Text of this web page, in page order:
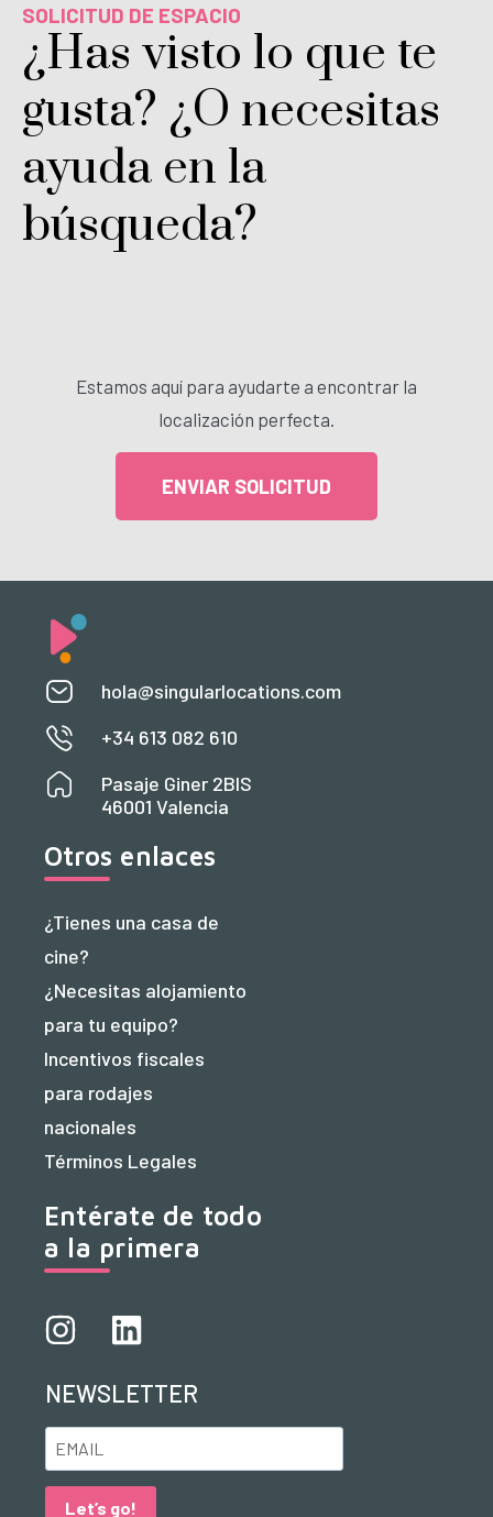
SOLICITUD DE ESPACIO
¿Has visto lo que te
gusta? ¿O necesitas
ayuda en la
búsqueda?
Estamos aquí para ayudarte a encontrar la
localización perfecta.
ENVIAR SOLICITUD
hola@singularlocations.com
+34 613 082 610
Pasaje Giner 2BIS
46001 Valencia
Otros enlaces
¿Tienes una casa de
cine?
¿Necesitas alojamiento
para tu equipo?
Incentivos fiscales
para rodajes
nacionales
Términos Legales
Entérate de todo
a la primera
NEWSLETTER
Let’s go!